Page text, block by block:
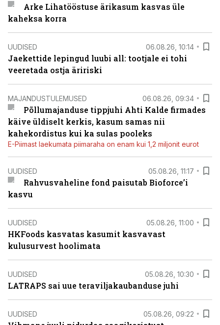
Arke Lihatööstuse ärikasum kasvas üle
kaheksa korra
UUDISED 06.08.26, 10:14
Jaekettide lepingud luubi all: tootjale ei tohi
veeretada ostja äririski
MAJANDUSTULEMUSED 06.08.26, 09:34
Põllumajanduse tippjuhi Ahti Kalde firmades
käive üldiselt kerkis, kasum samas nii
kahekordistus kui ka sulas pooleks
E-Piimast laekumata piimaraha on enam kui 1,2 miljonit eurot
UUDISED 05.08.26, 11:17
Rahvusvaheline fond paisutab Bioforce’i
kasvu
UUDISED 05.08.26, 11:00
HKFoods kasvatas kasumit kasvavast
kulusurvest hoolimata
UUDISED 05.08.26, 10:30
LATRAPS sai uue teraviljakaubanduse juhi
UUDISED 05.08.26, 09:22